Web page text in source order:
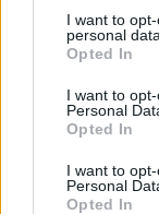
I want to
personal data.
Opted In
I want to
Personal
Opted In
I want to
Personal
Opted In